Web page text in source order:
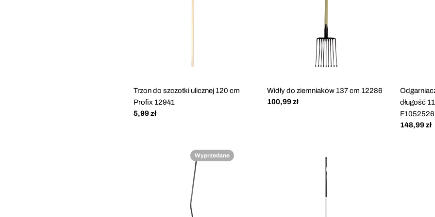
Trzon do szczotki ulicznej 120 cm
Profix 12941
Cena
5,99 zł
Widły do ziemniaków 137 cm 12286
Cena
100,99 zł
długość
F1052526
Cena
148,99 zł
Wyprzedane